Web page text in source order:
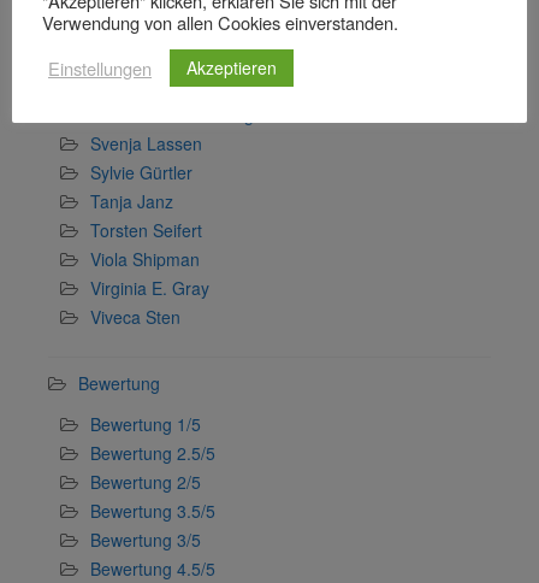
Rose Snow
Sophia Langner
Stefan Wollschläger
Svenja Lassen
Sylvie Gürtler
Tanja Janz
Torsten Seifert
Viola Shipman
Virginia E. Gray
Viveca Sten
Bewertung
Bewertung 1/5
Bewertung 2.5/5
Bewertung 2/5
Bewertung 3.5/5
Bewertung 3/5
Bewertung 4.5/5
Verwendung von allen Cookies einverstanden.
Einstellungen
Akzeptieren